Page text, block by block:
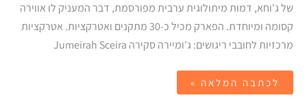
של ג'וחא, דמות מיתולוגית ערבית מפורסמת, דבר המעניק לו אווירה
קסומה ומיוחדת. הפארק מכיל כ-30 מתקנים ואטרקציות. אטרקציות
מרכזיות לחובבי ריגושים: ג'ומיירה סקירה Jumeirah Sceira
לכתבה המלאה »